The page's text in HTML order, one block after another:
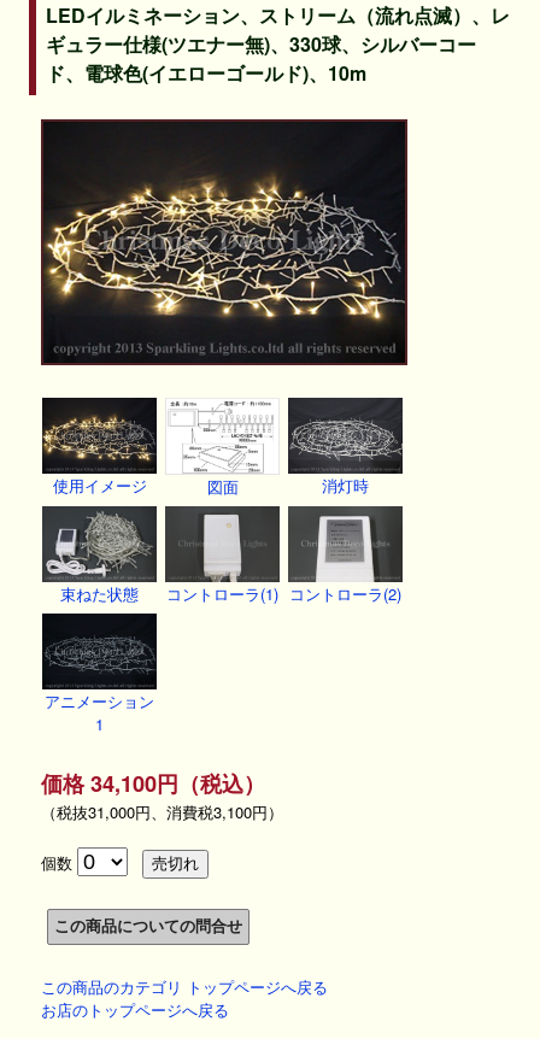
LEDイルミネーション、ストリーム（流れ点滅）、レ
ギュラー仕様(ツエナー無)、330球、シルバーコー
ド、電球色(イエローゴールド)、10m
使用イメージ 図面 消灯時
束ねた状態 コントローラ(1) コントローラ(2)
アニメーション
1
価格 34,100円（税込）
（税抜31,000円、消費税3,100円）
個数
この商品のカテゴリ トップページへ戻る
お店のトップページへ戻る